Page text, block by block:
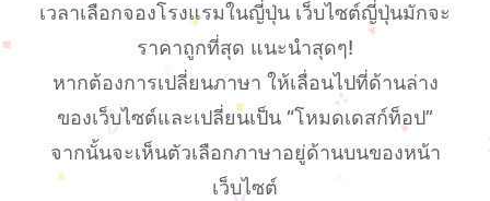
เวลาเลือกจองโรงแรมในญี่ปุ่น เว็บไซต์ญี่ปุ่นมักจะ
ราคาถูกที่สุด แนะนำสุดๆ!
หากต้องการเปลี่ยนภาษา ให้เลื่อนไปที่ด้านล่าง
ของเว็บไซต์และเปลี่ยนเป็น “โหมดเดสก์ท็อป”
จากนั้นจะเห็นตัวเลือกภาษาอยู่ด้านบนของหน้า
เว็บไซต์